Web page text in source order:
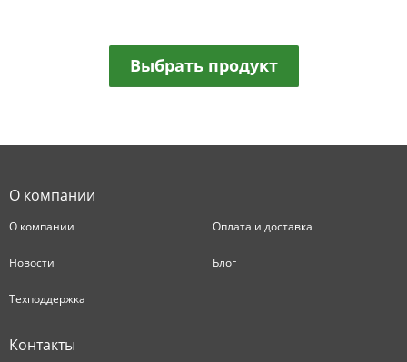
Выбрать продукт
О компании
О компании Оплата и доставка
Новости Блог
Техподдержка
Контакты